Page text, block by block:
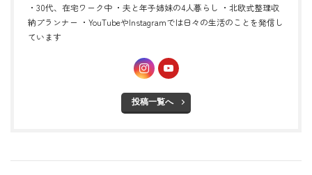
・30代、在宅ワーク中 ・夫と年子姉妹の4人暮らし ・北欧式整理収
納プランナー ・YouTubeやInstagramでは日々の生活のことを発信し
ています
投稿一覧へ